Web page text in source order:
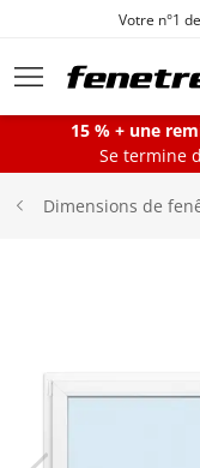
Votre n°1
Fenêtres
15 % + une
Se termine
Dimensions de